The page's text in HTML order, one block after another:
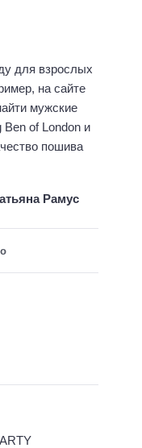
для взрослых
на сайте
мужские
of London и
пошива
Рамус